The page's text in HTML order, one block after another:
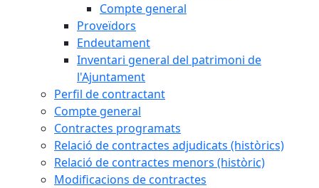
Compte general
Proveïdors
Endeutament
Inventari general del patrimoni de
l'Ajuntament
Perfil de contractant
Compte general
Contractes programats
Relació de contractes adjudicats (històrics)
Relació de contractes menors (històric)
Modificacions de contractes